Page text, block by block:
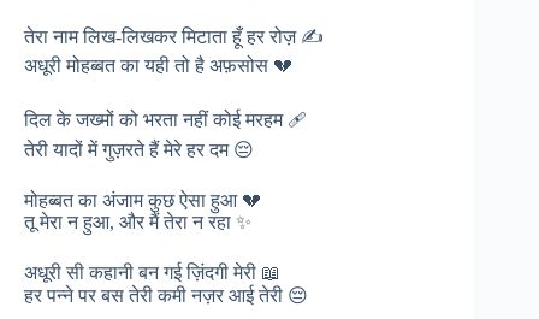
तेरा नाम लिख-लिखकर मिटाता हूँ हर रोज़ ✍️
अधूरी मोहब्बत का यही तो है अफ़सोस 💔
दिल के जख्मों को भरता नहीं कोई मरहम 🩹
तेरी यादों में गुज़रते हैं मेरे हर दम 😔
मोहब्बत का अंजाम कुछ ऐसा हुआ 💔
तू मेरा न हुआ, और मैं तेरा न रहा ✨
अधूरी सी कहानी बन गई ज़िंदगी मेरी 📖
हर पन्ने पर बस तेरी कमी नज़र आई तेरी 😔